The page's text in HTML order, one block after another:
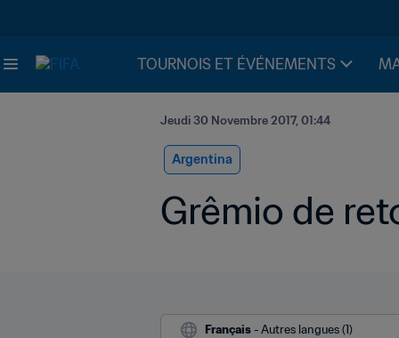
TOURNOIS ET ÉVÉNEMENTS
Jeudi 30 Novembre 2017, 01:44
Argentina
Grêmio de
Français - Autres langues (1)